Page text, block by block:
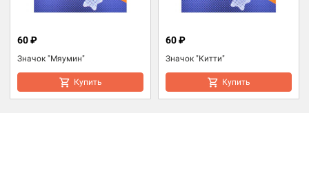
Значок "Мяумин"
60 ₽
Купить
Значок "Китти"
60 ₽
Купить